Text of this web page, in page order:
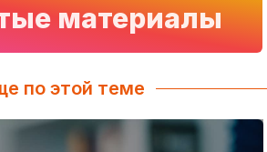
материалы
по этой теме